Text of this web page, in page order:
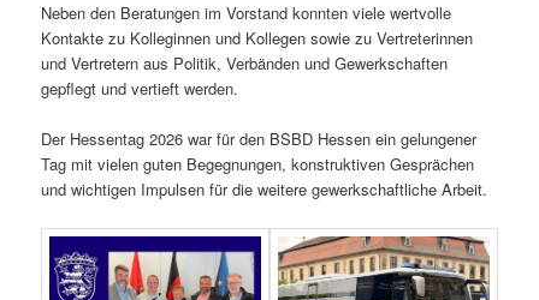
Neben den Beratungen im Vorstand konnten viele wertvolle
Kontakte zu Kolleginnen und Kollegen sowie zu Vertreterinnen
und Vertretern aus Politik, Verbänden und Gewerkschaften
gepflegt und vertieft werden.
Der Hessentag 2026 war für den BSBD Hessen ein gelungener
Tag mit vielen guten Begegnungen, konstruktiven Gesprächen
und wichtigen Impulsen für die weitere gewerkschaftliche Arbeit.